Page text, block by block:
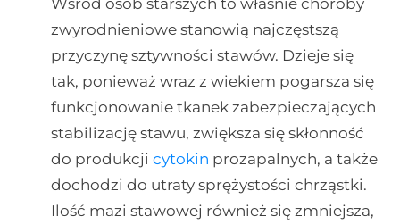
zwyrodnieniowe stanowią najczęstszą
przyczynę sztywności stawów. Dzieje się
tak, ponieważ wraz z wiekiem pogarsza się
funkcjonowanie tkanek zabezpieczających
stabilizację stawu, zwiększa się skłonność
do produkcji cytokin prozapalnych, a także
dochodzi do utraty sprężystości chrząstki.
Ilość mazi stawowej również się zmniejsza,